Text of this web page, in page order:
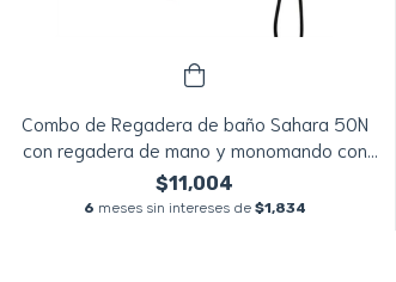
Combo de Regadera de baño Sahara 50N
con regadera de mano y monomando con
desviador
$11,004
6 meses sin intereses de $1,834